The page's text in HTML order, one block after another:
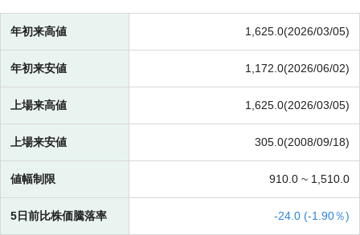
年初来高値 1,625.0(2026/03/05)
年初来安値 1,172.0(2026/06/02)
上場来高値 1,625.0(2026/03/05)
上場来安値 305.0(2008/09/18)
値幅制限 910.0 ~ 1,510.0
5日前比株価騰落率 -24.0 (-1.90％)